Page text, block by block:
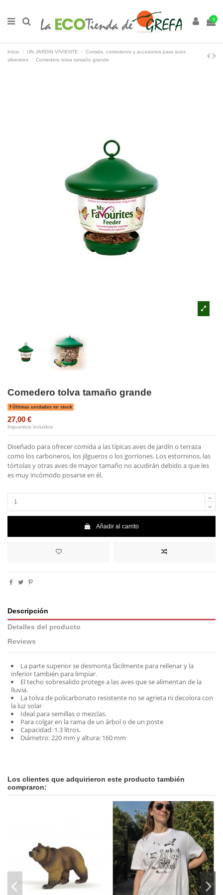
0
Inicio UN JARDIN VIVIENTE
Comida, comederos y accesorios para aves
silvestres
Comedero tolva tamaño grande
Comedero tolva tamaño grande
Últimas unidades en stock
27,00 €
Impuestos incluidos
Diseñado para ofrecer comida a las típicas aves de jardín o terraza
como los carboneros, los jilgueros o los gorriones. Los estorninos, las
tórtolas y otras aves de mayor tamaño no acudirán debido a que les
es muy incómodo posarse en él.
Añadir al carrito
Descripción
Detalles del producto
Reviews
La parte superior se desmonta fácilmente para rellenar y la
inferior también para limpiar.
El techo sobresalido protege a las aves que se alimentan de la
lluvia.
La tolva de policarbonato resistente no se agrieta ni decolora con
la luz solar
Ideal para semillas o mezclas.
Para colgar en la rama de un árbol o de un poste
Capacidad: 1.3 litros.
Diámetro: 220 mm y altura: 160 mm
Los clientes que adquirieron este producto también
compraron: